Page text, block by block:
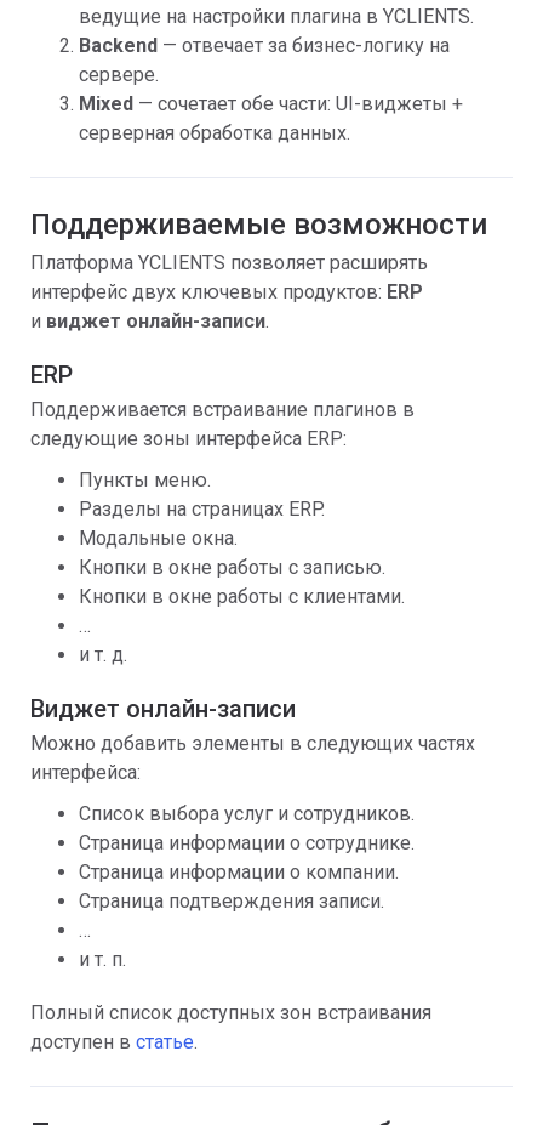
ведущие на настройки плагина в YCLIENTS.
Backend — отвечает за бизнес-логику на
сервере.
Mixed — сочетает обе части: UI-виджеты +
серверная обработка данных.
Поддерживаемые возможности
Платформа YCLIENTS позволяет расширять
интерфейс двух ключевых продуктов: ERP
и виджет онлайн-записи.
ERP
Поддерживается встраивание плагинов в
следующие зоны интерфейса ERP:
Пункты меню.
Разделы на страницах ERP.
Модальные окна.
Кнопки в окне работы с записью.
Кнопки в окне работы с клиентами.
…
и т. д.
Виджет онлайн-записи
Можно добавить элементы в следующих частях
интерфейса:
Список выбора услуг и сотрудников.
Страница информации о сотруднике.
Страница информации о компании.
Страница подтверждения записи.
…
и т. п.
Полный список доступных зон встраивания
доступен в статье.